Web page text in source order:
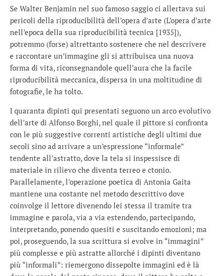
Se Walter Benjamin nel suo famoso saggio ci allertava sui
pericoli della riproducibilità dell’opera d’arte (L’opera d’arte
nell’epoca della sua riproducibilità tecnica [1935]),
potremmo (forse) altrettanto sostenere che nel descrivere
e raccontare un’immagine gli si attribuisca una nuova
forma di vita, riconsegnandole quell’aura che la facile
riproducibilità meccanica, dispersa in una moltitudine di
fotografie, le ha tolto.
I quaranta dipinti qui presentati seguono un arco evolutivo
dell’arte di Alfonso Borghi, nel quale il pittore si confronta
con le più suggestive correnti artistiche degli ultimi due
secoli sino ad arrivare a un’espressione “informale”
tendente all’astratto, dove la tela si inspessisce di
materiale in rilievo che diventa terreo e ctonio.
Parallelamente, l’operazione poetica di Antonia Gaita
mantiene una costante nel metodo descrittivo dove
coinvolge il lettore divenendo lei stessa il tramite tra
immagine e parola, via a via estendendo, partecipando,
interpretando, ponendo quesiti e suscitando emozioni; ma
poi, proseguendo, la sua scrittura si evolve in “immagini”
più complesse e più astratte allorché i dipinti diventano
più “informali”: riemergono dissepolte immagini ed è là